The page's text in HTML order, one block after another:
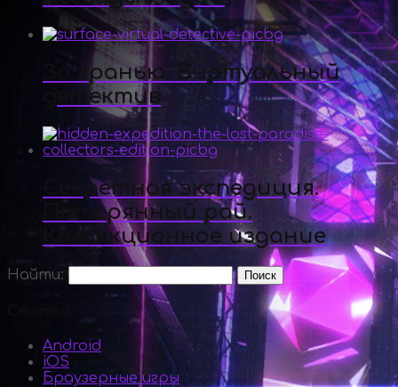
За гранью. Виртуальный
детектив
Секретная экспедиция.
Потерянный рай.
Коллекционное издание
Найти:
Android
iOS
Браузерные игры